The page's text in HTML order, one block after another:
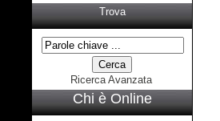
Trova
Ricerca Avanzata
Chi è Online